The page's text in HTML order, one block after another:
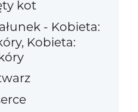
kot
- Kobieta:
Kobieta: